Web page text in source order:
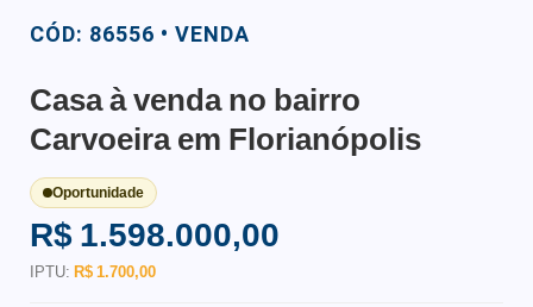
CÓD: 86556 • VENDA
Casa à venda no bairro
Carvoeira em Florianópolis
Oportunidade
R$ 1.598.000,00
IPTU: R$ 1.700,00